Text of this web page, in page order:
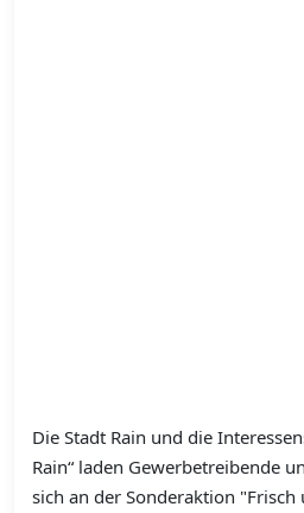
Die Stadt Rain und die
Rain“ laden Gewerbetreibende
sich an der Sonderaktion "Frisch